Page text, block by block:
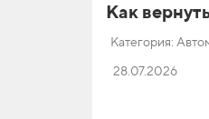
Как
Категория:
28.07.2026